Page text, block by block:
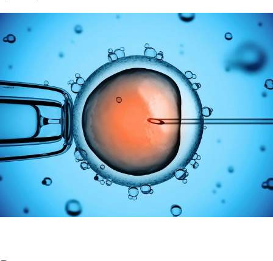
Получение справки
Лично в кассе центра
Прислать на эл. почту
Направить справку сразу в ИФНС
(упрощенный порядок возврата НДФЛ с 2024 г.)
Телефон*
Электронная почта*